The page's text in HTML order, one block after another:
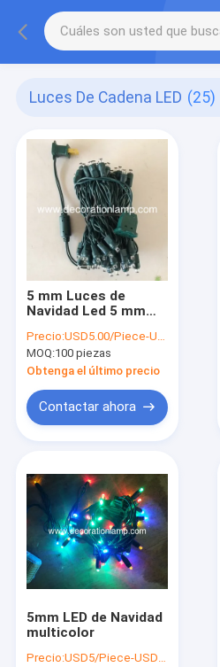
Luces De Cadena LED (25)
5 mm Luces de
Navidad Led 5 mm
Navidad de ángulo
amplio
Precio:USD5.00/Piece-USD9.00/Piece
MOQ:100 piezas
Obtenga el último precio
Contactar ahora
5mm LED de Navidad
multicolor
Precio:USD5/Piece-USD10/Piece